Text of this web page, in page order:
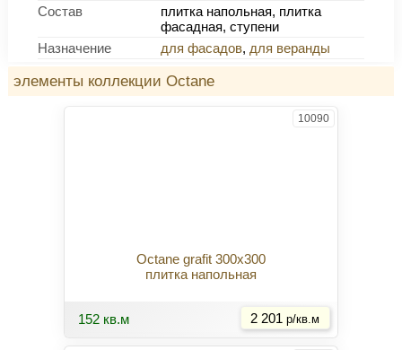
Состав
плитка напольная, плитка
фасадная, ступени
Назначение
для фасадов, для веранды
элементы коллекции Octane
10090
Octane grafit 300x300
плитка напольная
152 кв.м 2 201 р/кв.м